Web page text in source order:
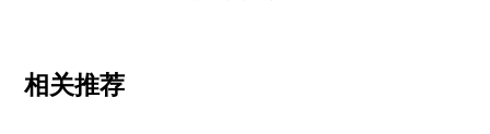
相关推荐